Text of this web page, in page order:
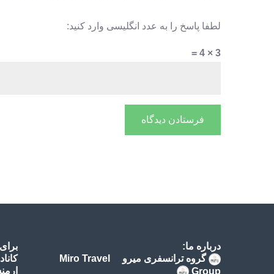
لطفا پاسخ را به عدد انگلیسی وارد کنید:
3 × 4 =
درباره ما:
گروه ترانسفری میرو Miro Travel
Group